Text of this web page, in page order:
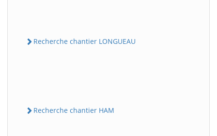
Recherche chantier LONGUEAU
Recherche chantier HAM